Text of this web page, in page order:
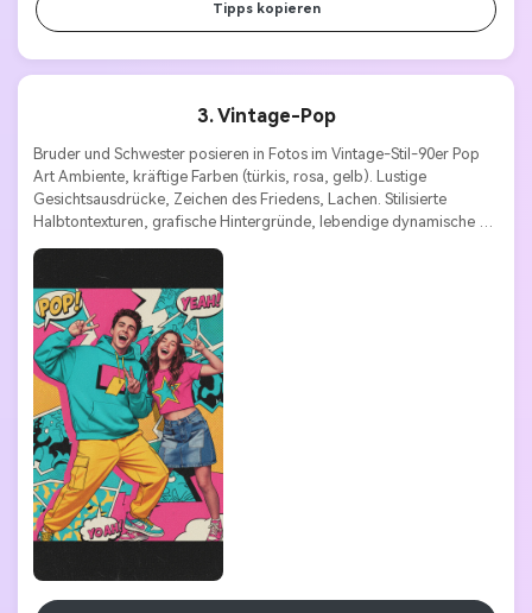
Tipps kopieren
3. Vintage-Pop
Bruder und Schwester posieren in Fotos im Vintage-Stil-90er Pop
Art Ambiente, kräftige Farben (türkis, rosa, gelb). Lustige
Gesichtsausdrücke, Zeichen des Friedens, Lachen. Stilisierte
Halbtontexturen, grafische Hintergründe, lebendige dynamische
Nostalgisch